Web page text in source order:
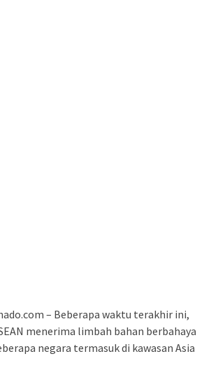
– Beberapa waktu terakhir ini,
menerima limbah bahan berbahaya
negara termasuk di kawasan Asia